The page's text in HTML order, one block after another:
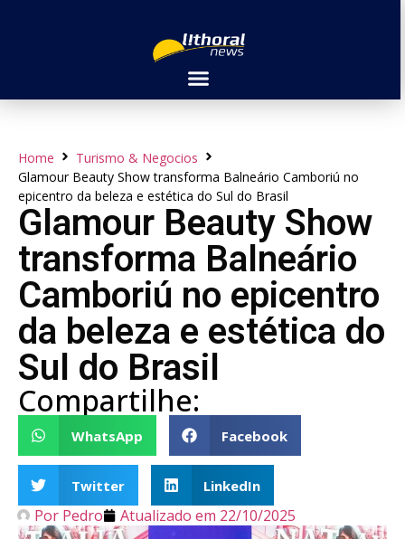
Home
Turismo & Negocios
Glamour Beauty Show transforma Balneário Camboriú no
epicentro da beleza e estética do Sul do Brasil
Glamour Beauty Show
transforma Balneário
Camboriú no epicentro
da beleza e estética do
Sul do Brasil
Compartilhe:
WhatsApp Facebook
Twitter LinkedIn
Por Pedro Atualizado em 22/10/2025